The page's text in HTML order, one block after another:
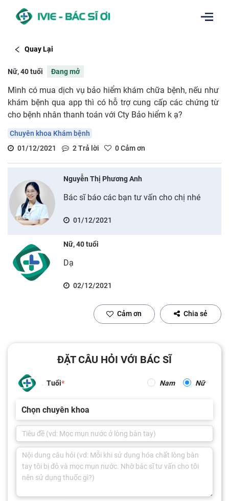
Quay Lại
Nữ, 40 tuổi Đang mở
Mình có mua dịch vụ bảo hiểm khám chữa bệnh, nếu như
khám bệnh qua app thì có hỗ trợ cung cấp các chứng từ
cho bệnh nhân thanh toán với Cty Bảo hiểm k ạ?
Chuyên khoa Khám bệnh
01/12/2021
2Trả lời 0Cảm ơn
Nguyễn Thị Phương Anh
Bác sĩ báo các bạn tư vấn cho chị nhé
01/12/2021
Nữ, 40 tuổi
Dạ
02/12/2021
Cảm ơn Chia sẻ
ĐẶT CÂU HỎI VỚI BÁC SĨ
Tuổi Nam Nữ
Chọn chuyên khoa